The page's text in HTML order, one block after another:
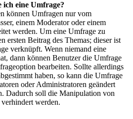
ich eine Umfrage?
können Umfragen nur vom
einem Moderator oder einem
werden. Um eine Umfrage zu
ersten Beitrag des Themas; dieser ist
verknüpft. Wenn niemand eine
dann können Benutzer die Umfrage
bearbeiten. Sollte allerdings
haben, so kann die Umfrage
oder Administratoren geändert
Dadurch soll die Manipulation von
werden.